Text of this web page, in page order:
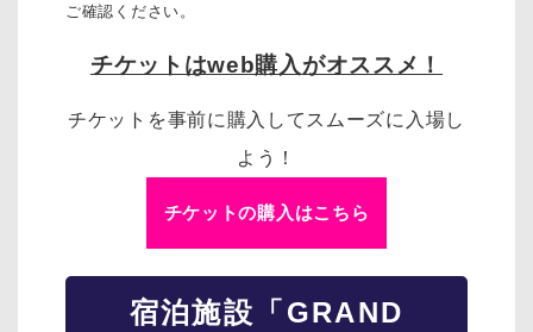
ご確認ください。
チケットはweb購入がオススメ！
チケットを事前に購入してスムーズに入場し
よう！
チケットの購入はこちら
宿泊施設「GRAND